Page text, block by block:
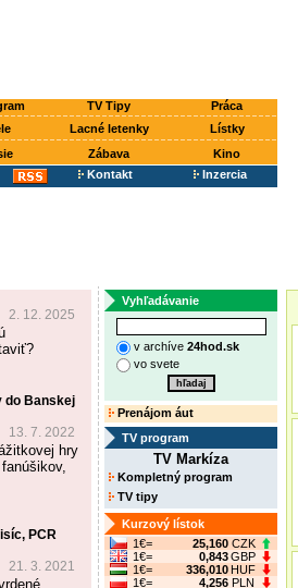
TV Tipy
Práca
Lacné letenky
Lístky
Zábava
Kino
Kontakt Inzercia
2. 12. 2025
do Banskej
13. 7. 2022
hry
PCR
21. 3. 2021
Vyhľadávanie
v archíve 24hod.sk
vo svete
Prenájom áut
TV program
TV Markíza
Kompletný program
TV tipy
Kurzový lístok
1€=
25,160 CZK
1€=
0,843GBP
1€=
336,010HUF
1€=
4,256 PLN